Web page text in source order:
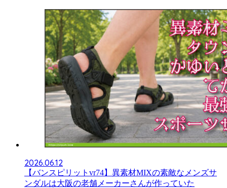
2026.06.12
【バンスピリットvr74】異素材MIXの素敵なメンズサ
ンダルは大阪の老舗メーカーさんが作っていた